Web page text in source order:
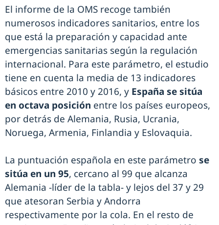
El informe de la OMS recoge también
numerosos indicadores sanitarios, entre los
que está la preparación y capacidad ante
emergencias sanitarias según la regulación
internacional. Para este parámetro, el estudio
tiene en cuenta la media de 13 indicadores
básicos entre 2010 y 2016, y España se sitúa
en octava posición entre los países europeos,
por detrás de Alemania, Rusia, Ucrania,
Noruega, Armenia, Finlandia y Eslovaquia.
La puntuación española en este parámetro se
sitúa en un 95, cercano al 99 que alcanza
Alemania -líder de la tabla- y lejos del 37 y 29
que atesoran Serbia y Andorra
respectivamente por la cola. En el resto de